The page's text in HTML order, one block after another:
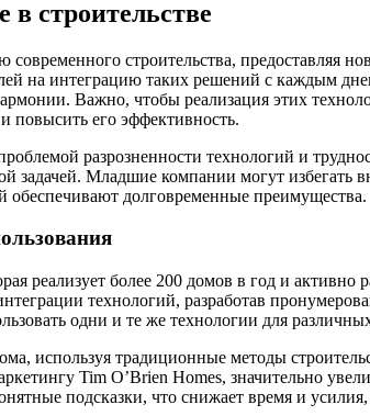
в строительстве
строительства, предоставляя
на интеграцию таких решений с каждым
Важно, чтобы реализация этих
повысить его эффективность.
разрозненности технологий и
Младшие компании могут избегать
обеспечивают долговременные преимущества.
реализует более 200 домов в год и
технологий, разработав
одни и те же технологии для
используя традиционные методы
Tim O’Brien Homes, значительно
подсказки, что снижает время и усилия,